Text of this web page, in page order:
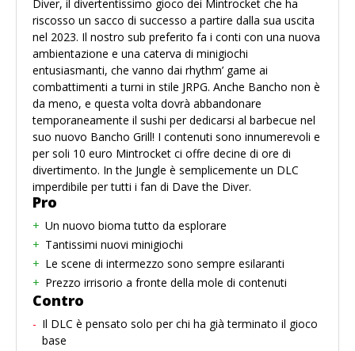
Diver, il divertentissimo gioco dei Mintrocket che ha
riscosso un sacco di successo a partire dalla sua uscita
nel 2023. Il nostro sub preferito fa i conti con una nuova
ambientazione e una caterva di minigiochi
entusiasmanti, che vanno dai rhythm’ game ai
combattimenti a turni in stile JRPG. Anche Bancho non è
da meno, e questa volta dovrà abbandonare
temporaneamente il sushi per dedicarsi al barbecue nel
suo nuovo Bancho Grill! I contenuti sono innumerevoli e
per soli 10 euro Mintrocket ci offre decine di ore di
divertimento. In the Jungle è semplicemente un DLC
imperdibile per tutti i fan di Dave the Diver.
Pro
Un nuovo bioma tutto da esplorare
Tantissimi nuovi minigiochi
Le scene di intermezzo sono sempre esilaranti
Prezzo irrisorio a fronte della mole di contenuti
Contro
Il DLC è pensato solo per chi ha già terminato il gioco
base